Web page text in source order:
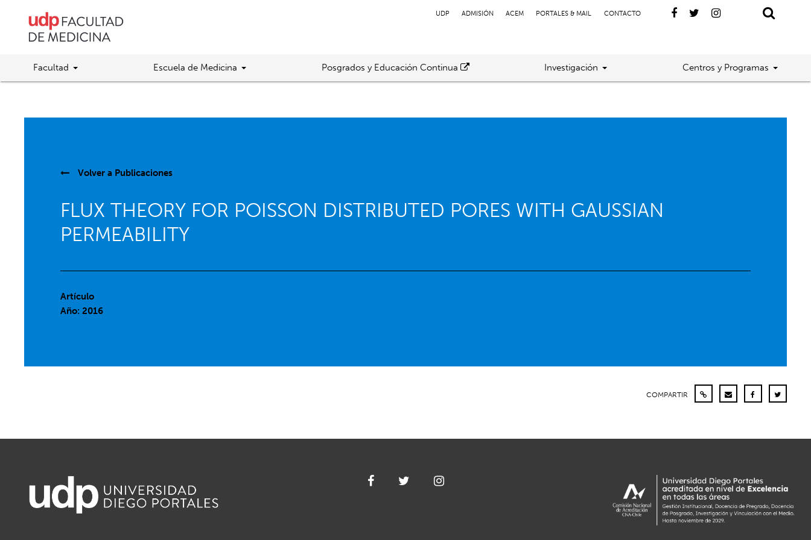
UDP ADMISIÓN ACEM PORTALES & MAIL CONTACTO
Facultad Escuela de Medicina Posgrados y Educación Continua Investigación Centros y Programas
Volver a Publicaciones
FLUX THEORY FOR POISSON DISTRIBUTED PORES WITH GAUSSIAN
PERMEABILITY
Artículo
Año: 2016
COMPARTIR